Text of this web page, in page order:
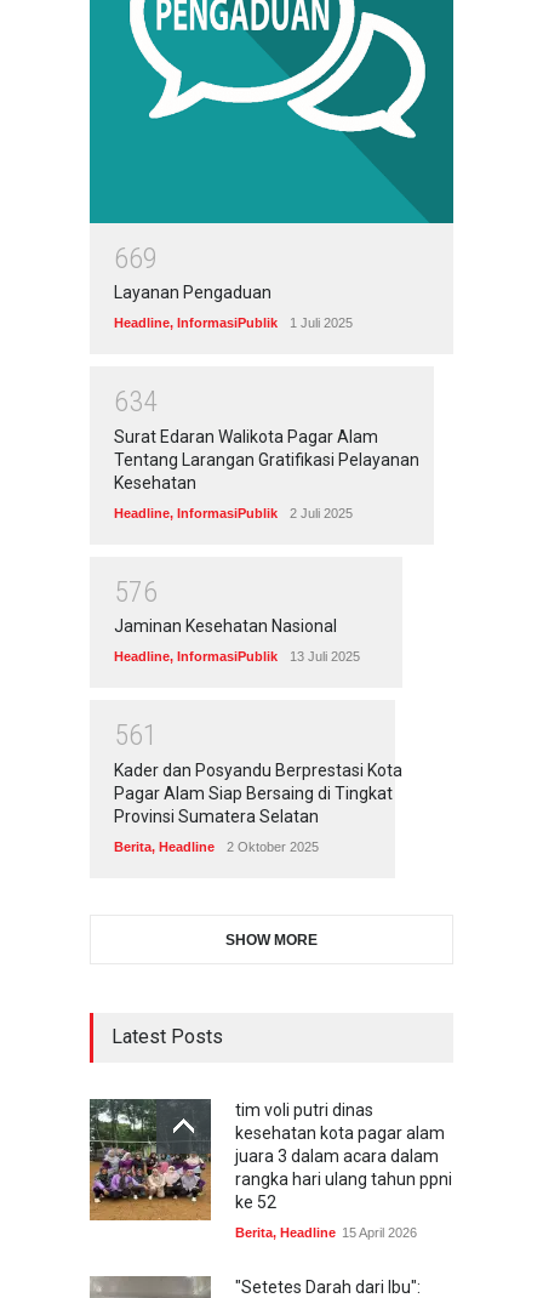
669
Layanan Pengaduan
Headline, InformasiPublik 1 Juli 2025
634
Surat Edaran Walikota Pagar Alam
Tentang Larangan Gratifikasi Pelayanan
Kesehatan
Headline, InformasiPublik 2 Juli 2025
576
Jaminan Kesehatan Nasional
Headline, InformasiPublik 13 Juli 2025
561
Kader dan Posyandu Berprestasi Kota
Pagar Alam Siap Bersaing di Tingkat
Provinsi Sumatera Selatan
Berita, Headline 2 Oktober 2025
SHOW MORE
Latest Posts
tim voli putri dinas
kesehatan kota pagar alam
juara 3 dalam acara dalam
rangka hari ulang tahun ppni
ke 52
Berita, Headline 15 April 2026
"Setetes Darah dari Ibu":